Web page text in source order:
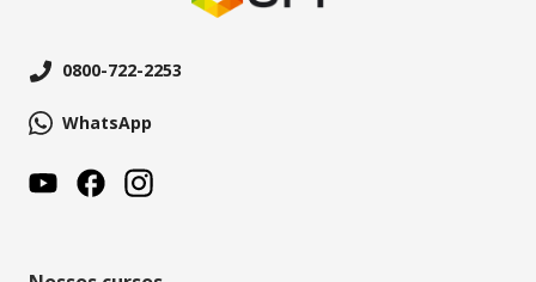
0800-722-2253
WhatsApp